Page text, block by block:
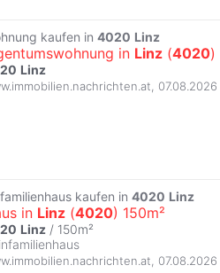
kaufen in 4020 Linz
in Linz (4020)
Linz
, 07.08.2026
kaufen in 4020 Linz
in Linz (4020) 150m²
Linz / 150m²
, 07.08.2026